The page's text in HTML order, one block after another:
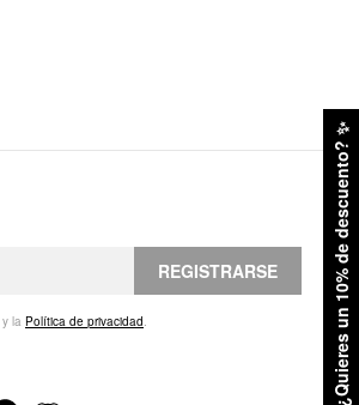
¿Quieres un 10% de descuento?
✨
REGISTRARSE
y la Política de privacidad.